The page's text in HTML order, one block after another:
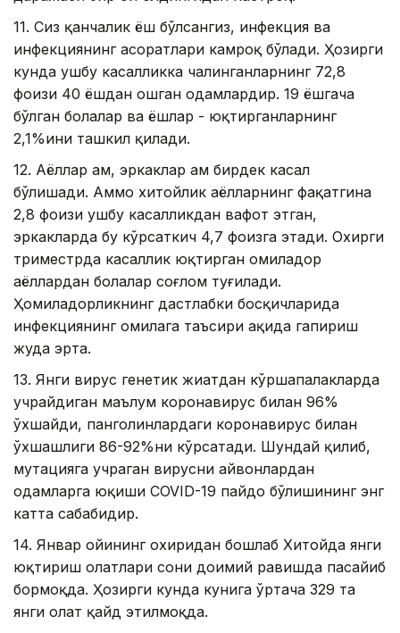
11. Сиз қанчалик ёш бўлсангиз, инфекция ва
инфекциянинг асоратлари камроқ бўлади. Ҳозирги
кунда ушбу касалликка чалинганларнинг 72,8
фоизи 40 ёшдан ошган одамлардир. 19 ёшгача
бўлган болалар ва ёшлар - юқтирганларнинг
2,1%ини ташкил қилади.
12. Аёллар ҳам, эркаклар ҳам бирдек касал
бўлишади. Аммо хитойлик аёлларнинг фақатгина
2,8 фоизи ушбу касалликдан вафот этган,
эркакларда бу кўрсаткич 4,7 фоизга этади. Охирги
триместрда касаллик юқтирган ҳомиладор
аёллардан болалар соғлом туғилади.
Ҳомиладорликнинг дастлабки босқичларида
инфекциянинг ҳомилага таъсири ҳақида гапириш
жуда эрта.
13. Янги вирус генетик жиҳатдан кўршапалакларда
учрайдиган маълум коронавирус билан 96%
ўхшайди, панголинлардаги коронавирус билан
ўхшашлиги 86-92%ни кўрсатади. Шундай қилиб,
мутацияга учраган вирусни ҳайвонлардан
одамларга юқиши COVID-19 пайдо бўлишининг энг
катта сабабидир.
14. Январ ойининг охиридан бошлаб Хитойда янги
юқтириш ҳолатлари сони доимий равишда пасайиб
бормоқда. Ҳозирги кунда кунига ўртача 329 та
янги ҳолат қайд этилмоқда.